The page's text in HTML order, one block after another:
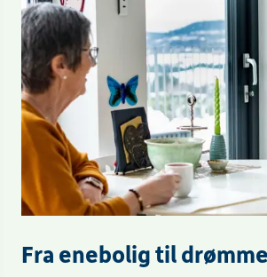
Fra enebolig til